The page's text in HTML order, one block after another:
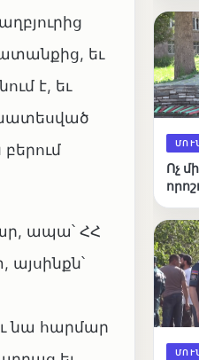
եւ
է, եւ
ապա՝ ՀՀ
նա հարմար
Ոչ